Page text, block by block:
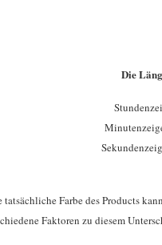
Die
tatsächliche Farbe des Products
Faktoren zu diesem